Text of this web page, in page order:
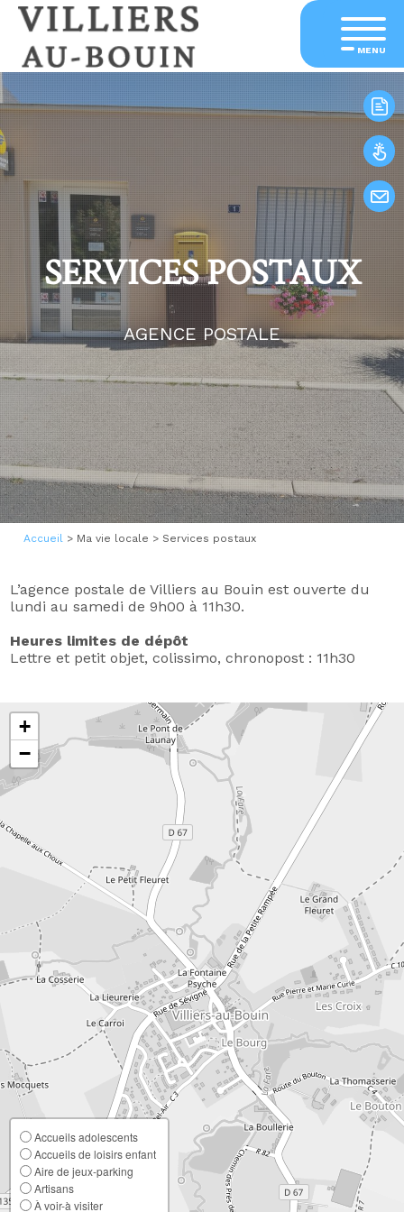
MENU
SERVICES POSTAUX
AGENCE POSTALE
Accueil > Ma vie locale > Services postaux
L’agence postale de Villiers au Bouin est ouverte du
lundi au samedi de 9h00 à 11h30.
Heures limites de dépôt
Lettre et petit objet, colissimo, chronopost : 11h30
+
−
Accueils adolescents
Accueils de loisirs enfant
Aire de jeux-parking
Artisans
À voir-à visiter